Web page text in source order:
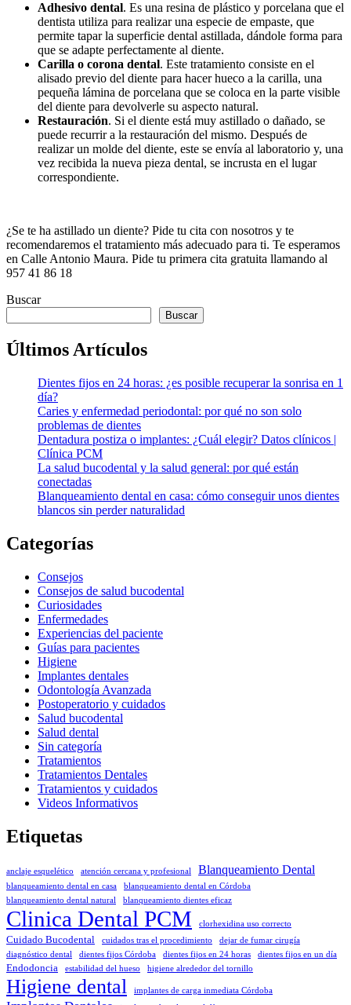
Adhesivo dental. Es una resina de plástico y porcelana que el
dentista utiliza para realizar una especie de empaste, que
permite tapar la superficie dental astillada, dándole forma para
que se adapte perfectamente al diente.
Carilla o corona dental. Este tratamiento consiste en el
alisado previo del diente para hacer hueco a la carilla, una
pequeña lámina de porcelana que se coloca en la parte visible
del diente para devolverle su aspecto natural.
Restauración. Si el diente está muy astillado o dañado, se
puede recurrir a la restauración del mismo. Después de
realizar un molde del diente, este se envía al laboratorio y, una
vez recibida la nueva pieza dental, se incrusta en el lugar
correspondiente.
¿Se te ha astillado un diente? Pide tu cita con nosotros y te
recomendaremos el tratamiento más adecuado para ti. Te esperamos
en Calle Antonio Maura. Pide tu primera cita gratuita llamando al
957 41 86 18
Buscar
Buscar
Últimos Artículos
Dientes fijos en 24 horas: ¿es posible recuperar la sonrisa en 1
día?
Caries y enfermedad periodontal: por qué no son solo
problemas de dientes
Dentadura postiza o implantes: ¿Cuál elegir? Datos clínicos |
Clínica PCM
La salud bucodental y la salud general: por qué están
conectadas
Blanqueamiento dental en casa: cómo conseguir unos dientes
blancos sin perder naturalidad
Categorías
Consejos
Consejos de salud bucodental
Curiosidades
Enfermedades
Experiencias del paciente
Guías para pacientes
Higiene
Implantes dentales
Odontología Avanzada
Postoperatorio y cuidados
Salud bucodental
Salud dental
Sin categoría
Tratamientos
Tratamientos Dentales
Tratamientos y cuidados
Videos Informativos
Etiquetas
anclaje esquelético atención cercana y profesional Blanqueamiento Dental
blanqueamiento dental en casa
blanqueamiento dental en Córdoba
blanqueamiento dental natural
blanqueamiento dientes eficaz
Clinica Dental PCM clorhexidina uso correcto
Cuidado Bucodental cuidados tras el procedimiento
dejar de fumar cirugía
diagnóstico dental
dientes fijos Córdoba dientes fijos en 24 horas dientes fijos en un día
Endodoncia estabilidad del hueso higiene alrededor del tornillo
Higiene dental implantes de carga inmediata Córdoba